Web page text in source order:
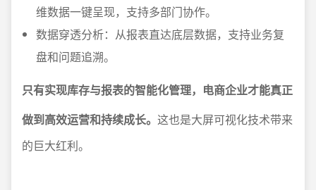
维数据一键呈现，支持多部门协作。
数据穿透分析：从报表直达底层数据，支持业务复
盘和问题追溯。
只有实现库存与报表的智能化管理，电商企业才能真正
做到高效运营和持续成长。 这也是大屏可视化技术带来
的巨大红利。